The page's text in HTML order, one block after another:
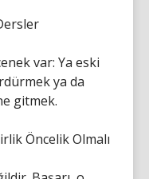
var: Ya eski
ya da
gitmek.
Öncelik Olmalı